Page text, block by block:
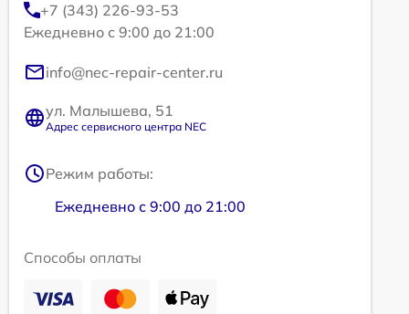
+7 (343) 226-93-53
Ежедневно с 9:00 до 21:00
info@nec-repair-center.ru
ул. Малышева, 51
Адрес сервисного центра NEC
Режим работы:
Ежедневно с 9:00 до 21:00
Способы оплаты